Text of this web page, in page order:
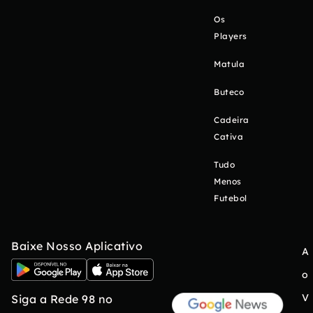
Os
Players
Matula
Buteco
Cadeira
Cativa
Tudo
Menos
Futebol
Baixe Nosso Aplicativo
Siga a Rede 98 no
A
o
V